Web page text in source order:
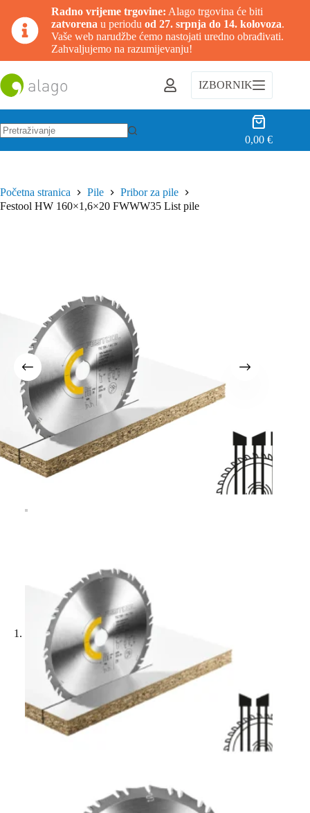
Radno vrijeme trgovine: Alago trgovina će biti
zatvorena u periodu od 27. srpnja do 14. kolovoza.
Vaše web narudžbe ćemo nastojati uredno obrađivati.
Zahvaljujemo na razumijevanju!
na
sadržaj
IZBORNIK
Košarica
0,00€
Početna stranica Pile
Pribor za pile
Festool HW 160×1,6×20 FWWW35 List pile